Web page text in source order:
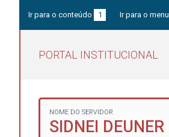
Ir para o conteúdo 1 Ir para o menu
PORTAL INSTITUCIONAL
NOME DO SERVIDOR
SIDNEI DEUNER